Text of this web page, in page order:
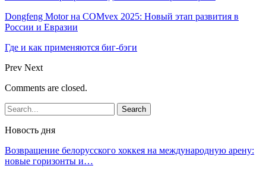
Dongfeng Motor на COMvex 2025: Новый этап развития в
России и Евразии
Где и как применяются биг-бэги
Prev Next
Comments are closed.
Новость дня
Возвращение белорусского хоккея на международную арену:
новые горизонты и…